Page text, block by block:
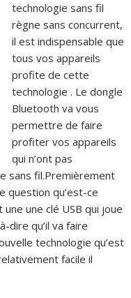
technologie sans fil
règne sans concurrent,
il est indispensable que
tous vos appareils
profite de cette
technologie . Le dongle
Bluetooth va vous
permettre de faire
profiter vos appareils
qui n’ont pas
sans fil.Premièrement
question qu’est-ce
une une clé USB qui joue
dire qu’il va faire
technologie qu’est
facile il